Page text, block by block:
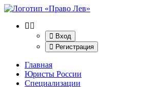
Вход
Регистрация
Главная
Юристы России
Специализации